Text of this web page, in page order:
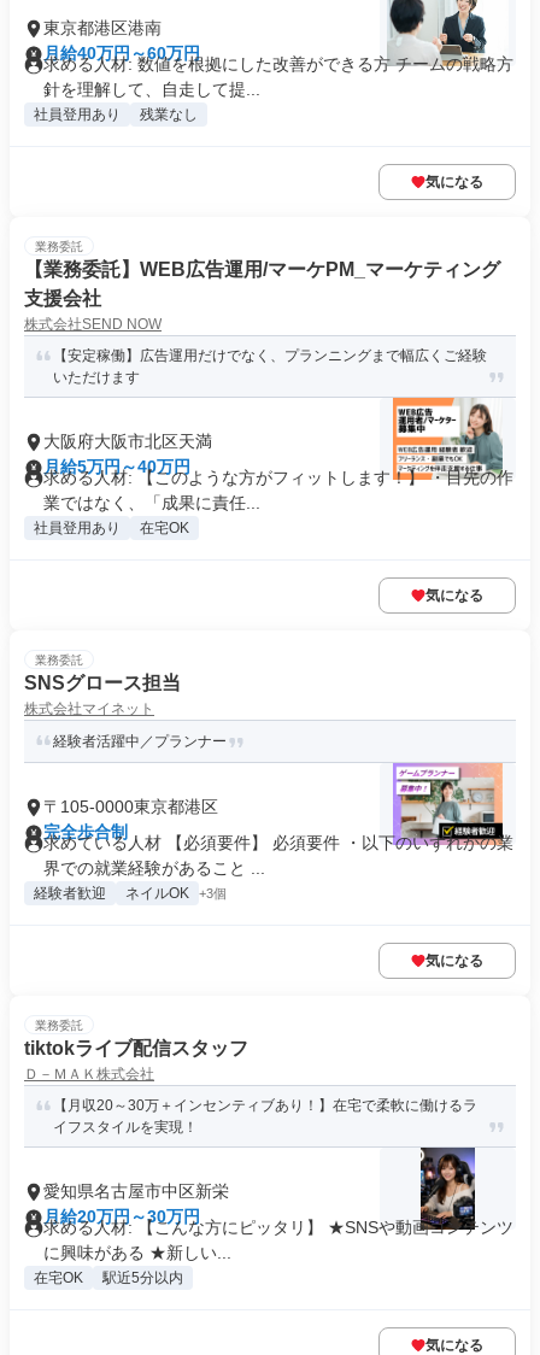
東京都港区港南
月給40万円～60万円
求める人材: 数値を根拠にした改善ができる方 チームの戦略方
針を理解して、自走して提...
社員登用あり 残業なし
気になる
業務委託
【業務委託】WEB広告運用/マーケPM_マーケティング
支援会社
株式会社SEND NOW
【安定稼働】広告運用だけでなく、プランニングまで幅広くご経験
いただけます
大阪府大阪市北区天満
月給5万円～40万円
求める人材: 【このような方がフィットします！】 ・目先の作
業ではなく、「成果に責任...
社員登用あり 在宅OK
気になる
業務委託
SNSグロース担当
株式会社マイネット
経験者活躍中／プランナー
〒105-0000東京都港区
完全歩合制
求めている人材 【必須要件】 必須要件 ・以下のいずれかの業
界での就業経験があること ...
経験者歓迎 ネイルOK +3個
気になる
業務委託
tiktokライブ配信スタッフ
Ｄ－ＭＡＫ株式会社
【月収20～30万＋インセンティブあり！】在宅で柔軟に働けるラ
イフスタイルを実現！
愛知県名古屋市中区新栄
月給20万円～30万円
求める人材: 【こんな方にピッタリ】 ★SNSや動画コンテンツ
に興味がある ★新しい...
在宅OK 駅近5分以内
気になる